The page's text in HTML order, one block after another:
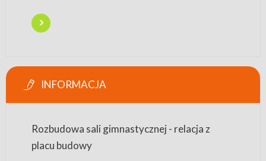
INFORMACJA
Rozbudowa sali gimnastycznej - relacja z
placu budowy